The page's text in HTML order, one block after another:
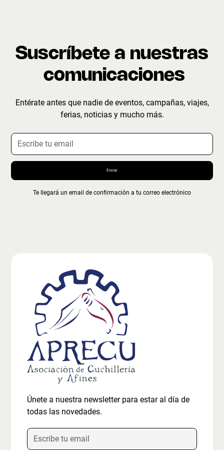
Suscríbete a nuestras
comunicaciones
Entérate antes que nadie de eventos, campañas, viajes,
ferias, noticias y mucho más.
Te llegará un email de confirmación a tu correo electrónico
Únete a nuestra newsletter para estar al día de
todas las novedades.